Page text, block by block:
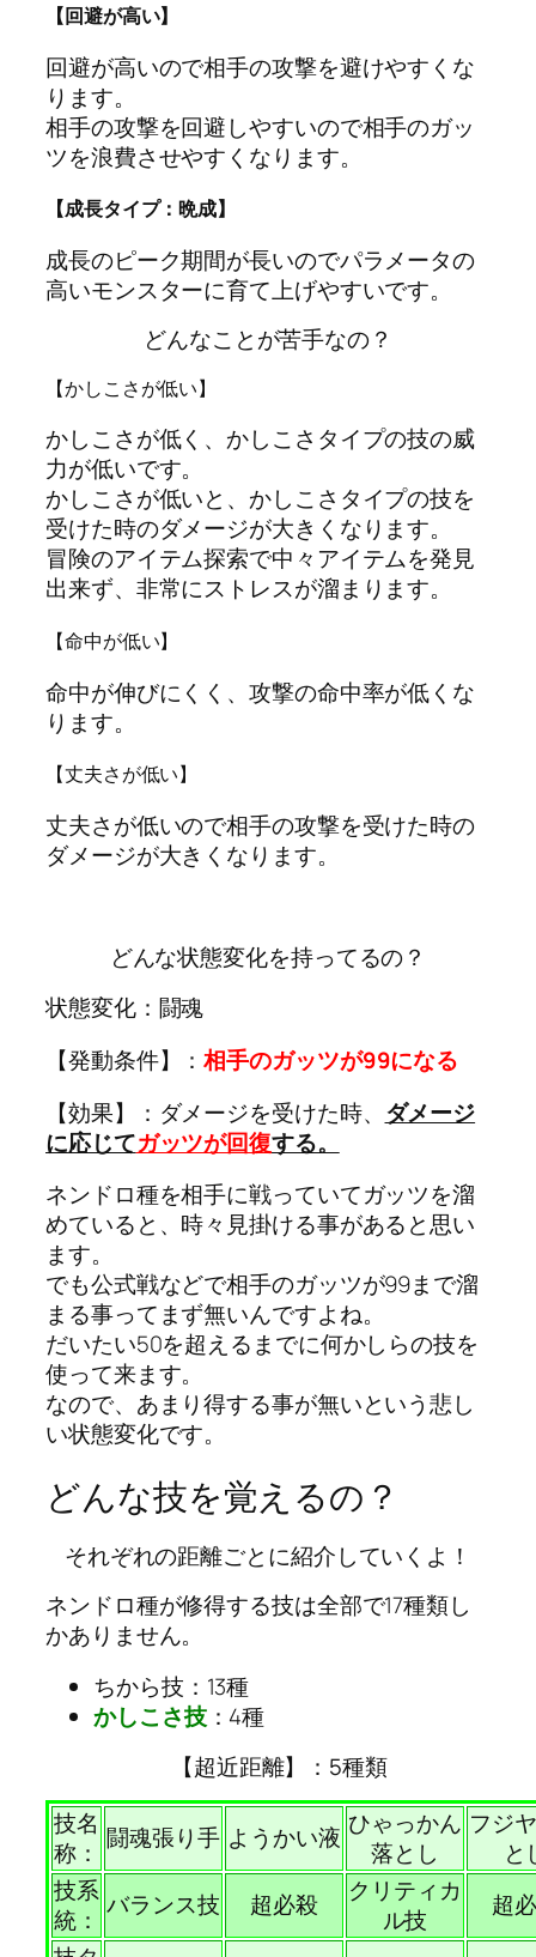
【回避が高い】
回避が高いので相手の攻撃を避けやすくな
ります。
相手の攻撃を回避しやすいので相手のガッ
ツを浪費させやすくなります。
【成長タイプ：晩成】
成長のピーク期間が長いのでパラメータの
高いモンスターに育て上げやすいです。
どんなことが苦手なの？
【かしこさが低い】
かしこさが低く、かしこさタイプの技の威
力が低いです。
かしこさが低いと、かしこさタイプの技を
受けた時のダメージが大きくなります。
冒険のアイテム探索で中々アイテムを発見
出来ず、非常にストレスが溜まります。
【命中が低い】
命中が伸びにくく、攻撃の命中率が低くな
ります。
【丈夫さが低い】
丈夫さが低いので相手の攻撃を受けた時の
ダメージが大きくなります。
どんな状態変化を持ってるの？
状態変化：闘魂
【発動条件】：相手のガッツが99になる
【効果】：ダメージを受けた時、 ダメージ
に応じてガッツが回復する。
ネンドロ種を相手に戦っていてガッツを溜
めていると、時々見掛ける事があると思い
ます。
でも公式戦などで相手のガッツが99まで溜
まる事ってまず無いんですよね。
だいたい50を超えるまでに何かしらの技を
使って来ます。
なので、あまり得する事が無いという悲し
い状態変化です。
どんな技を覚えるの？
それぞれの距離ごとに紹介していくよ！
ネンドロ種が修得する技は全部で17種類し
かありません。
ちから技：13種
かしこさ技：4種
【超近距離】：5種類
技名
称： 闘魂張り手 ようかい液 ひゃっかん
落とし
フジ
と
技系
統： バランス技 超必殺
クリティカ
ル技
超